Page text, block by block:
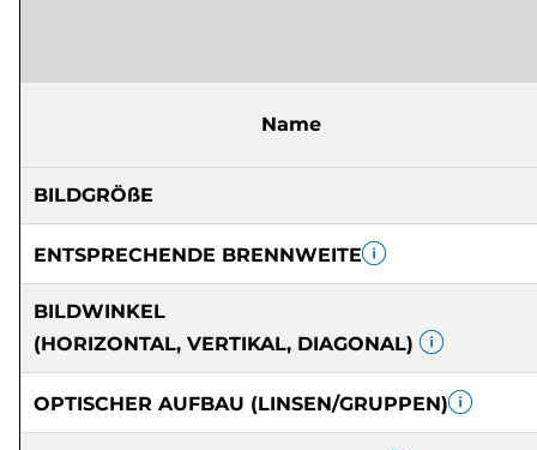
Name
BILDGRÖßE
ENTSPRECHENDE BRENNWEITE
BILDWINKEL
(HORIZONTAL, VERTIKAL, DIAGONAL)
OPTISCHER AUFBAU (LINSEN/GRUPPEN)